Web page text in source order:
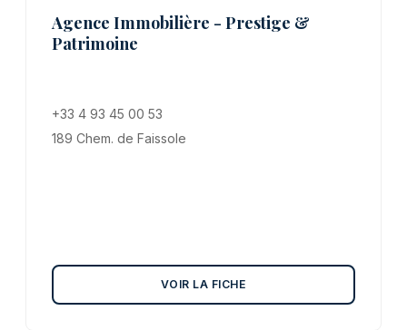
Agence Immobilière - Prestige &
Patrimoine
+33 4 93 45 00 53
189 Chem. de Faissole
VOIR LA FICHE